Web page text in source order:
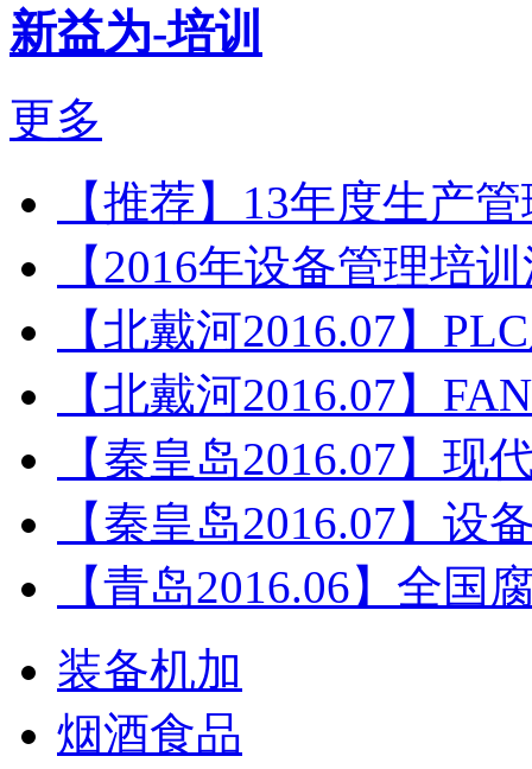
新益为-培训
更多
【推荐】13年度生产
【2016年设备管理培
【北戴河2016.07】
【北戴河2016.07】
【秦皇岛2016.07】现
【秦皇岛2016.07】设
【青岛2016.06】全国
装备机加
烟酒食品